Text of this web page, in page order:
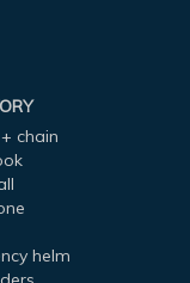
chain
helm